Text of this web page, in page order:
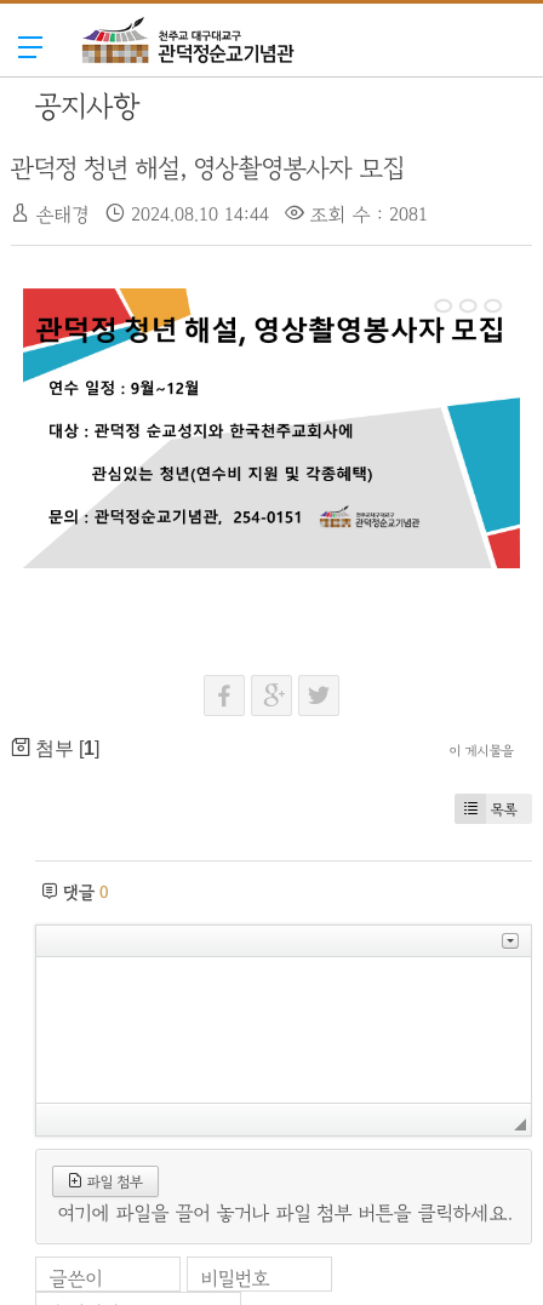
공지사항
관덕정 청년 해설, 영상촬영봉사자 모집
손태경 2024.08.10 14:44 조회 수 : 2081
첨부 [1] 이 게시물을
목록
댓글 0
파일 첨부
여기에 파일을 끌어 놓거나 파일 첨부 버튼을 클릭하세요.
글쓴이
비밀번호